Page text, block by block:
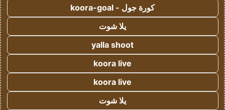
كورة جول - koora-goal
يلا شوت
yalla shoot
koora live
koora live
يلا شوت